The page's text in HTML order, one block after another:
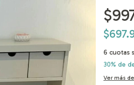
6 cuotas
30% de
Ver más